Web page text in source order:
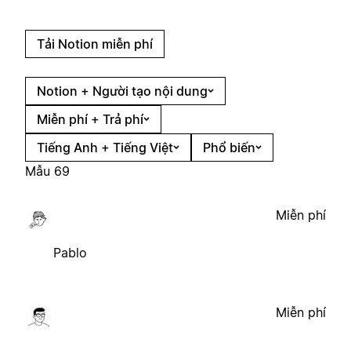
Tải Notion miễn phí
Notion + Người tạo nội dung
Miễn phí + Trả phí
Tiếng Anh + Tiếng Việt
Phổ biến
Mẫu 69
Pablo
Miễn phí
Miễn phí